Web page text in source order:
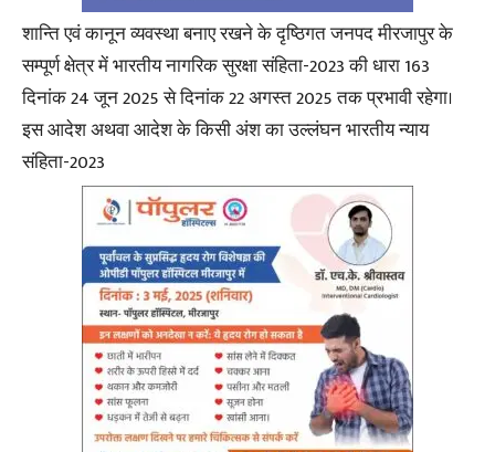
शान्ति एवं कानून व्यवस्था बनाए रखने के दृष्ठिगत जनपद मीरजापुर के
सम्पूर्ण क्षेत्र में भारतीय नागरिक सुरक्षा संहिता-2023 की धारा 163
दिनांक 24 जून 2025 से दिनांक 22 अगस्त 2025 तक प्रभावी रहेगा।
इस आदेश अथवा आदेश के किसी अंश का उल्लंघन भारतीय न्याय
संहिता-2023